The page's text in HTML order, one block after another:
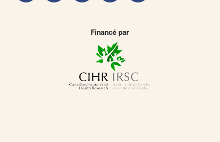
Financé par